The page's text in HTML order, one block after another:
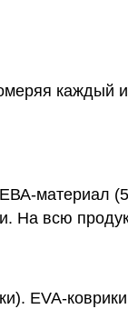
каждый
материал
На всю
EVA-